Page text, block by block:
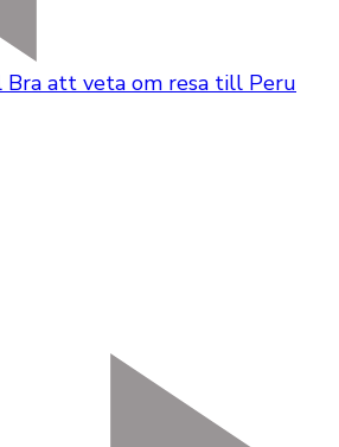
Bra att veta om resa till Peru